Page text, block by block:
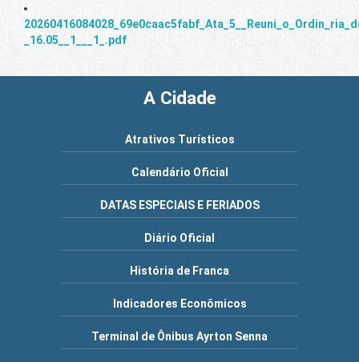
_16.05__1___1_.pdf
A Cidade
Atrativos Turísticos
Calendário Oficial
DATAS ESPECIAIS E FERIADOS
Diário Oficial
História de Franca
Indicadores Econômicos
Terminal de Ônibus Ayrton Senna